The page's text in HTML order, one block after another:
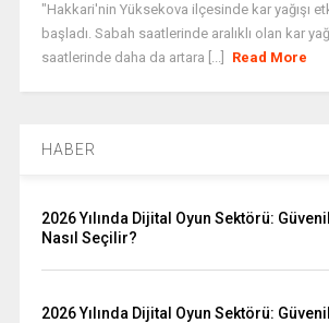
"Hakkari'nin Yüksekova ilçesinde kar yağışı
başladı. Sabah saatlerinde aralıklı olan kar
saatlerinde daha da artara [...]
Read More
HABER
2026 Yılında Dijital Oyun Sektörü:
Nasıl Seçilir?
2026 Yılında Dijital Oyun Sektörü: